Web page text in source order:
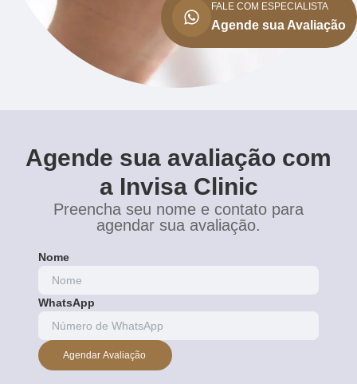
FALE COM ESPECIALISTA
Agende sua Avaliação
Agende sua avaliação com
a Invisa Clinic
Preencha seu nome e contato para
agendar sua avaliação.
Nome
WhatsApp
Agendar Avaliação